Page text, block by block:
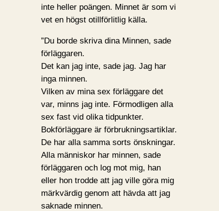
inte heller poängen. Minnet är som vi
vet en högst otillförlitlig källa.
”Du borde skriva dina Minnen, sade
förläggaren.
Det kan jag inte, sade jag. Jag har
inga minnen.
Vilken av mina sex förläggare det
var, minns jag inte. Förmodligen alla
sex fast vid olika tidpunkter.
Bokförläggare är förbrukningsartiklar.
De har alla samma sorts önskningar.
Alla människor har minnen, sade
förläggaren och log mot mig, han
eller hon trodde att jag ville göra mig
märkvärdig genom att hävda att jag
saknade minnen.